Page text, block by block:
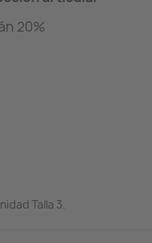
20%
Talla 3.